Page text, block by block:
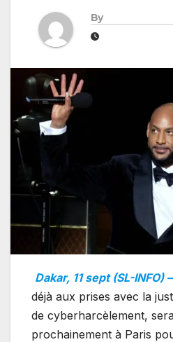
By
Dakar, 11 sept (SL-INFO) –
déjà aux prises avec la
de cyberharcèlement,
prochainement à Paris